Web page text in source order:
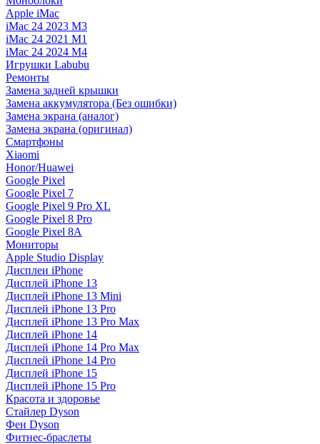
Apple iMac
iMac 24 2023 M3
iMac 24 2021 M1
iMac 24 2024 M4
Игрушки Labubu
Ремонты
Замена задней крышки
Замена аккумулятора (Без ошибки)
Замена экрана (аналог)
Замена экрана (оригинал)
Смартфоны
Xiaomi
Honor/Huawei
Google Pixel
Google Pixel 7
Google Pixel 9 Pro XL
Google Pixel 8 Pro
Google Pixel 8A
Мониторы
Apple Studio Display
Дисплеи iPhone
Дисплей iPhone 13
Дисплей iPhone 13 Mini
Дисплей iPhone 13 Pro
Дисплей iPhone 13 Pro Max
Дисплей iPhone 14
Дисплей iPhone 14 Pro Max
Дисплей iPhone 14 Pro
Дисплей iPhone 15
Дисплей iPhone 15 Pro
Красота и здоровье
Стайлер Dyson
Фен Dyson
Фитнес-браслеты